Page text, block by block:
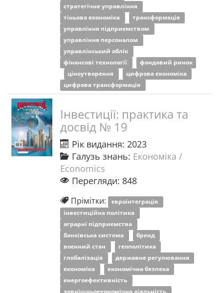
стратегічне управління
тіньова економіка
трансформація
управління підприємством
управління персоналом
управлінський облік
фінансові технології
фондовий ринок
ціноутворення
цифрова економіка
цифрова трансформація
Інвестиції: практика та
досвід № 19
Рік видання: 2023
Галузь знань: Економіка /
Economics
Перегляди: 848
Прімітки: євроінтеграція
інвестиційна політика
аграрні підприємства
банківська система
бренд
воєнний стан
геополітика
глобалізація
державне регулювання
економіка
економічна безпека
енергоефективність
зовнішньоекономічна діяльність